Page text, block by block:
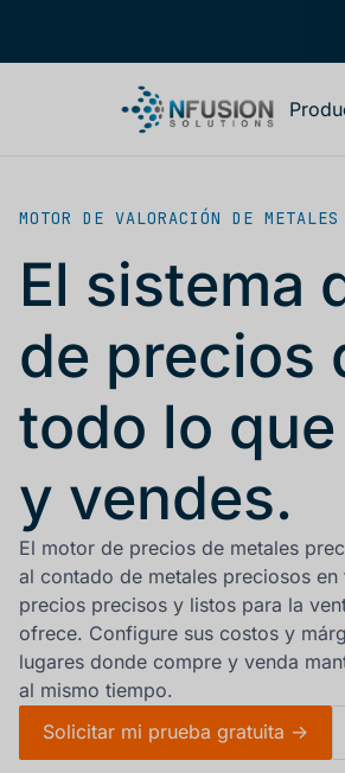
MOTOR DE VALORACIÓN DE METALES
El sistema
de precios
todo lo
y vendes.
El motor de precios de metales
al contado de metales preciosos
precios precisos y listos para la
ofrece. Configure sus costos y
lugares donde compre y venda
al mismo tiempo.
Solicitar mi prueba gratuita ->